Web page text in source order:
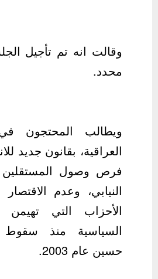
وقالت انه تم تأجيل
محدد.
ويطالب المحتجون
العراقية، بقانون جديد
فرص وصول
النيابي، وعدم
الأحزاب التي تهيمن
السياسية منذ
حسين عام 2003.